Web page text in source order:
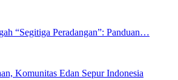
“Segitiga Peradangan”: Panduan…
Komunitas Edan Sepur Indonesia